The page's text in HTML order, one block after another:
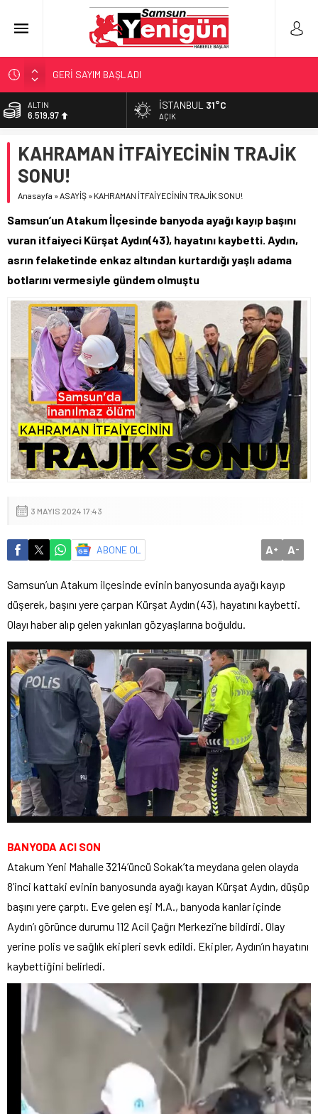
GERİ SAYIM BAŞLADI
SAMSUNSPOR’DA HEDEF 5’İNCİLİK!
‘BAFRA’YA YATIRIM YAPIN!’
YÖNETİCİ SEÇERKEN YAPILAN EN BÜYÜK HATALAR
ALTIN
6.519,97
13.798,82
DOLAR
47,7025
55,0112
İSTANBUL 31°C
AÇIK
KAHRAMAN İTFAİYECİNİN TRAJİK
SONU!
Anasayfa »ASAYİŞ » KAHRAMAN İTFAİYECİNİN TRAJİK SONU!
Samsun’un Atakum İlçesinde banyoda ayağı kayıp başını
vuran itfaiyeci Kürşat Aydın(43), hayatını kaybetti. Aydın,
asrın felaketinde enkaz altından kurtardığı yaşlı adama
botlarını vermesiyle gündem olmuştu
3 MAYIS 2024 17:43
ABONE OL A+ A-
Samsun’un Atakum ilçesinde evinin banyosunda ayağı kayıp
düşerek, başını yere çarpan Kürşat Aydın (43), hayatını kaybetti.
Olayı haber alıp gelen yakınları gözyaşlarına boğuldu.
BANYODA ACI SON
Atakum Yeni Mahalle 3214’üncü Sokak’ta meydana gelen olayda
8’inci kattaki evinin banyosunda ayağı kayan Kürşat Aydın, düşüp
başını yere çarptı. Eve gelen eşi M.A., banyoda kanlar içinde
Aydın’ı görünce durumu 112 Acil Çağrı Merkezi’ne bildirdi. Olay
yerine polis ve sağlık ekipleri sevk edildi. Ekipler, Aydın’ın hayatını
kaybettiğini belirledi.